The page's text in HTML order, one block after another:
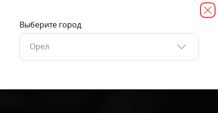
Выберите город
Орел